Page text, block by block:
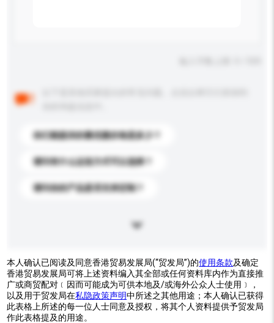
你们能提供的最优惠价格是多少？
请问有什么运送方式可以选择？
请问你的产品是否支持定制？
本人确认已阅读及同意香港贸易发展局(“贸发局”)的使用条款及确定
香港贸易发展局可将上述资料编入其全部或任何资料库内作为直接推
广或商贸配对﹝因而可能成为可供本地及/或海外公众人士使用﹞，
以及用于贸发局在私隐政策声明中所述之其他用途；本人确认已获得
此表格上所述的每一位人士同意及授权，将其个人资料提供予贸发局
作此表格提及的用途。